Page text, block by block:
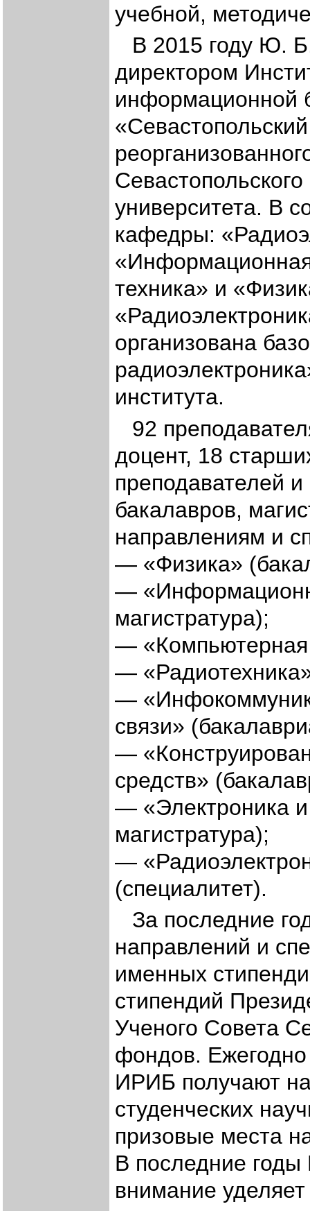
учебной,
В 2015 году Ю.
директором
информационной
университета. В
кафедры:
техника» и
организована
института.
92
доцент, 18
преподавателей и
бакалавров,
направлениям и
— «Физика»
—
магистратура);
— «Компьютерная
—
—
связи»
—
средств»
— «Электроника и
магистратура);
—
(специалитет).
За последние
направлений и
именных
стипендий
Ученого Совета
фондов.
ИРИБ получают
студенческих
призовые места
В последние
внимание